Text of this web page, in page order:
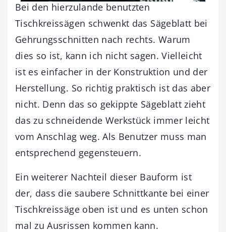
Bei den hierzulande benutzten
Tischkreissägen schwenkt das Sägeblatt bei
Gehrungsschnitten nach rechts. Warum
dies so ist, kann ich nicht sagen. Vielleicht
ist es einfacher in der Konstruktion und der
Herstellung. So richtig praktisch ist das aber
nicht. Denn das so gekippte Sägeblatt zieht
das zu schneidende Werkstück immer leicht
vom Anschlag weg. Als Benutzer muss man
entsprechend gegensteuern.
Ein weiterer Nachteil dieser Bauform ist
der, dass die saubere Schnittkante bei einer
Tischkreissäge oben ist und es unten schon
mal zu Ausrissen kommen kann.